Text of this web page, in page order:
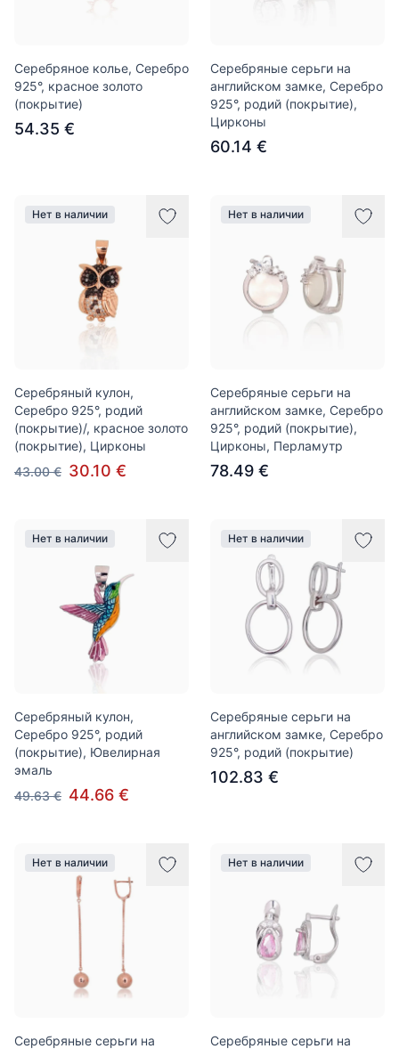
Серебряное колье, Серебро
925°, красное золото
(покрытие)
54.35 €
Серебряные серьги на
английском замке, Серебро
925°, родий (покрытие),
Цирконы
60.14 €
Нет в наличии
Серебряный кулон,
Серебро 925°, родий
(покрытие)/, красное золото
(покрытие), Цирконы
43.00 € 30.10 €
Нет в наличии
Серебряные серьги на
английском замке, Серебро
925°, родий (покрытие),
Цирконы, Перламутр
78.49 €
Нет в наличии
Серебряный кулон,
Серебро 925°, родий
(покрытие), Ювелирная
эмаль
49.63 € 44.66 €
Нет в наличии
Серебряные серьги на
английском замке, Серебро
925°, родий (покрытие)
102.83 €
Нет в наличии
Серебряные серьги на
Нет в наличии
Серебряные серьги на